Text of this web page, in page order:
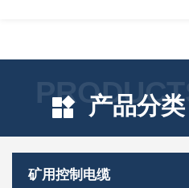
PRODUCTS
产品分类
矿用控制电缆